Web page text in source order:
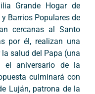
Grande Hogar de
Barrios Populares de
cercanas al Santo
por él, realizan una
salud del Papa (una
el aniversario de la
culminará con
Luján, patrona de la